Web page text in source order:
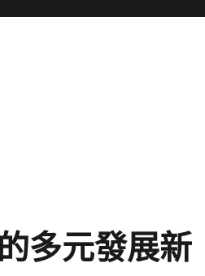
多元發展新